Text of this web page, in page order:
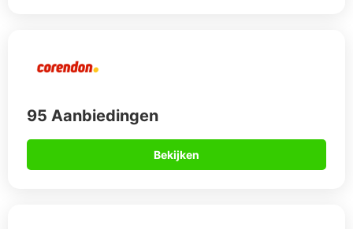
95 Aanbiedingen
Bekijken